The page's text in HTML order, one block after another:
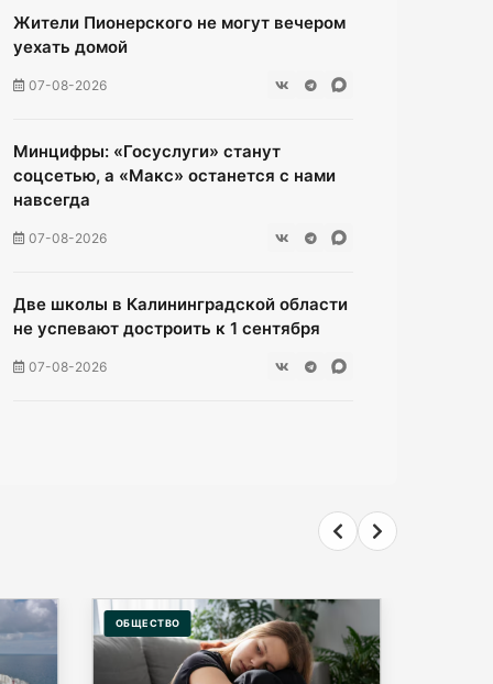
Жители Пионерского не могут вечером
уехать домой
07-08-2026
Минцифры: «Госуслуги» станут
соцсетью, а «Макс» останется с нами
навсегда
07-08-2026
Две школы в Калининградской области
не успевают достроить к 1 сентября
07-08-2026
07-08-2026 ОБЩЕСТВО